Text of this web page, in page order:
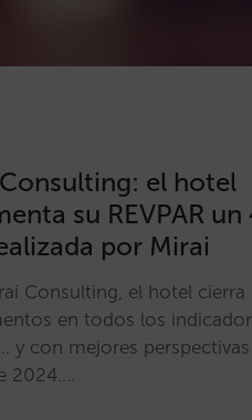
el hotel
su REVPAR un
por Mirai
Consulting, el hotel cierra
en todos los
y con mejores
2024.…